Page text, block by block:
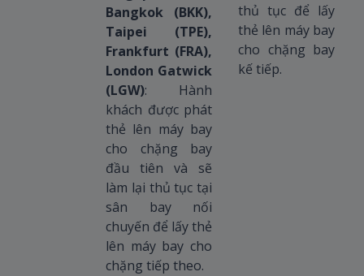
Bangkok (BKK),
Taipei (TPE),
Frankfurt (FRA),
London Gatwick
(LGW): Hành
khách được phát
thẻ lên máy bay
cho chặng bay
đầu tiên và sẽ
làm lại thủ tục tại
sân bay nối
chuyến để lấy thẻ
lên máy bay cho
chặng tiếp theo.
thủ tục để lấy
thẻ lên máy bay
cho chặng bay
kế tiếp.